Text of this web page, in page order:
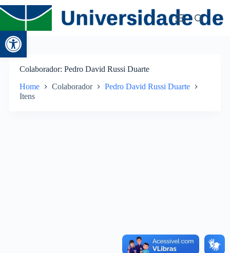
Abrir a barra de ferramentas
Colaborador Pedro David Russi Duarte
Home Colaborador
Pedro David Russi Duarte
Itens